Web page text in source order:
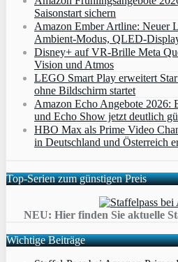
Saisonstart sichern
Amazon Ember Artline: Neuer
Ambient‑Modus,
Disney+ auf VR-Brille Meta
Vision und Atmos
LEGO Smart Play erweitert
ohne Bildschirm startet
Amazon Echo Angebote 2026:
und Echo Show jetzt deutlich
HBO Max als Prime Video
in Deutschland und Österreich
Top-Serien zum günstigen Preis
NEU: Hier finden Sie aktuelle
Wichtige Beiträge